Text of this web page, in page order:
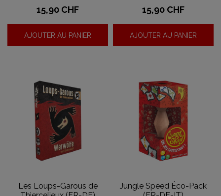
Prix
15,90 CHF
AJOUTER AU PANIER
Prix
15,90 CHF
AJOUTER AU PANIER
Les Loups-Garous de
Jungle Speed Éco-Pack